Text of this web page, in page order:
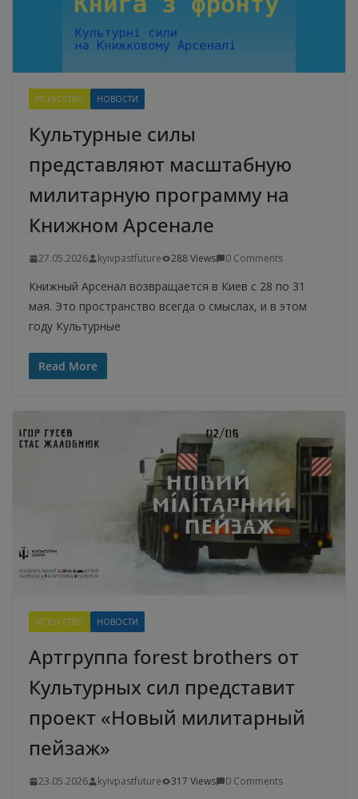
ИСКУССТВО НОВОСТИ
Культурные силы
представляют масштабную
милитарную программу на
Книжном Арсенале
27.05.2026 kyivpastfuture 288 Views 0 Comments
Книжный Арсенал возвращается в Киев с 28 по 31
мая. Это пространство всегда о смыслах, и в этом
году Культурные
Read More
ИСКУССТВО НОВОСТИ
Артгруппа forest brothers от
Культурных сил представит
проект «Новый милитарный
пейзаж»
23.05.2026 kyivpastfuture 317 Views 0 Comments